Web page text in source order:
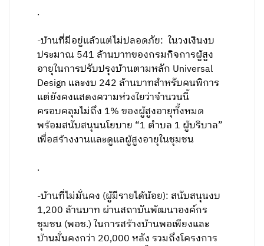
.
-บ้านที่มีอยู่แล้วแต่ไม่ปลอดภัย: ในวงเงินงบ
ประมาณ 541 ล้านบาทของกรมกิจการผู้สูง
อายุในการปรับปรุงบ้านตามหลัก Universal
Design และงบ 242 ล้านบาทสำหรับคนพิการ
แต่ยังคงแสดงความห่วงใยว่าจำนวนนี้
ครอบคลุมไม่ถึง 1% ของผู้สูงอายุทั้งหมด
พร้อมสนับสนุนนโยบาย “1 ตำบล 1 ผู้บริบาล”
เพื่อสร้างงานและดูแลผู้สูงอายุในชุมชน
.
-บ้านที่ไม่มั่นคง (ผู้มีรายได้น้อย): สนับสนุนงบ
1,200 ล้านบาท ผ่านสถาบันพัฒนาองค์กร
ชุมชน (พอช.) ในการสร้างบ้านพอเพียงและ
บ้านมั่นคงกว่า 20,000 หลัง รวมถึงโครงการ